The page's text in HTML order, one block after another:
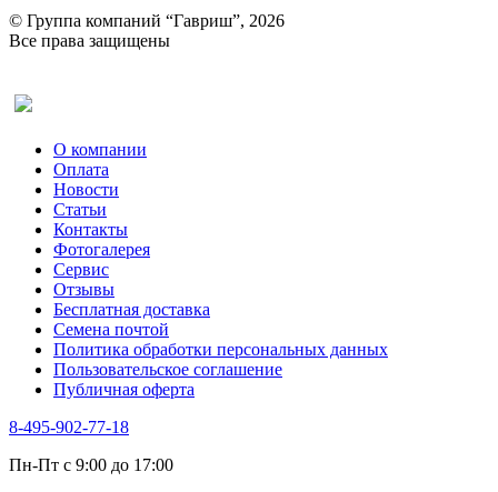
Ревень
Рукола
Рута
Тмин
Трава для чая
Туласи
Укроп
Фенхель пряный
Хризантема овощная
Цикорий пряный
Цикорий салатный (Витлуф)
Черемша
Шпинат
Щавель
Эндивий
Эстрагон
Алтей
Бессмертник
© Группа компаний “Гавриш”, 2026
Все права защищены
О компании
Оплата
Новости
Статьи
Контакты
Фотогалерея​
Сервис
Отзывы
Бесплатная доставка
Семена почтой
Политика обработки персональных данных
Пользовательское соглашение
Публичная оферта
8-495-902-77-18
Пн-Пт с 9:00 до 17:00